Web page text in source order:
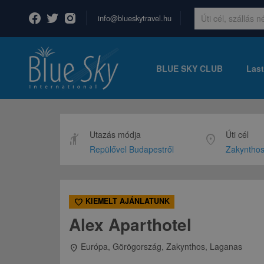
info@blueskytravel.hu
BLUE SKY CLUB
hail
Utazás módja
Repülővel Budapestről
location_on
Úti cél
Zakynthos
favorite KIEMELT AJÁNLATUNK
Alex Aparthotel
location_on Európa, Görögország, Zakynthos, Laganas